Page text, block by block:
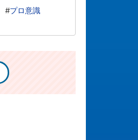
#プロ意識